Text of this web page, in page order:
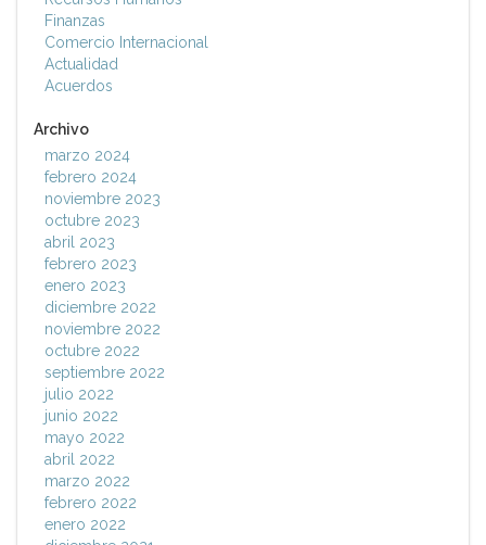
Finanzas
Comercio Internacional
Actualidad
Acuerdos
Archivo
marzo 2024
febrero 2024
noviembre 2023
octubre 2023
abril 2023
febrero 2023
enero 2023
diciembre 2022
noviembre 2022
octubre 2022
septiembre 2022
julio 2022
junio 2022
mayo 2022
abril 2022
marzo 2022
febrero 2022
enero 2022